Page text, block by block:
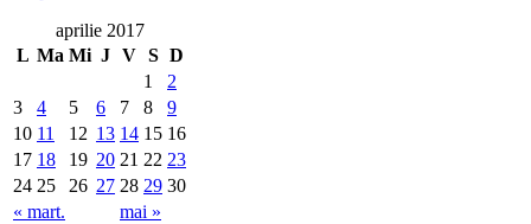
aprilie 2017
L Ma Mi J V S D
« mart. mai »
1
2
3
4 5 6 7 8
9
10 11 12 13 14 15 16
17 18 19 20 21 22 23
24 25 26 27 28 29 30